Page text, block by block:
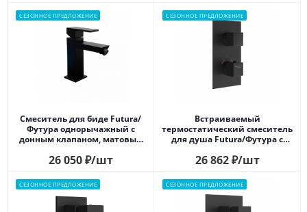
СЕЗОННОЕ ПРЕДЛОЖЕНИЕ
Смеситель для биде Futura/
Футура однорычажный с
донным клапаном, матовый
26 050₽/шт
СЕЗОННОЕ ПРЕДЛОЖЕНИЕ
Встраиваемый
термостатический смеситель
для душа Futura/Футура с
матовый черный
26 862₽/шт
СЕЗОННОЕ ПРЕДЛОЖЕНИЕ СЕЗОННОЕ ПРЕДЛОЖЕНИЕ